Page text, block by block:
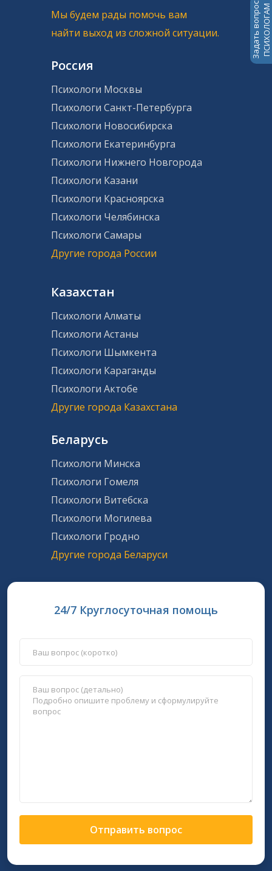
Задать вопросПСИХОЛОГАМ
Мы будем рады помочь вам
найти выход из сложной ситуации.
Россия
Психологи Москвы
Психологи Санкт-Петербурга
Психологи Новосибирска
Психологи Екатеринбурга
Психологи Нижнего Новгорода
Психологи Казани
Психологи Красноярска
Психологи Челябинска
Психологи Самары
Другие города России
Казахстан
Психологи Алматы
Психологи Астаны
Психологи Шымкента
Психологи Караганды
Психологи Актобе
Другие города Казахстана
Беларусь
Психологи Минска
Психологи Гомеля
Психологи Витебска
Психологи Могилева
Психологи Гродно
Другие города Беларуси
24/7 Круглосуточная помощь
Отправить вопрос